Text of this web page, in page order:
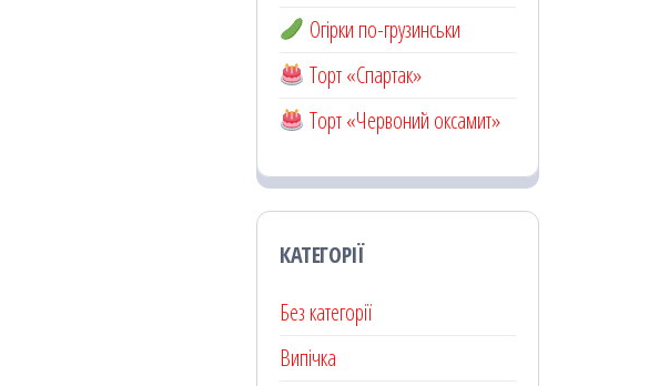
Огірки по-грузинськи
Торт «Спартак»
Торт «Червоний оксамит»
КАТЕГОРІЇ
Без категорії
Випічка